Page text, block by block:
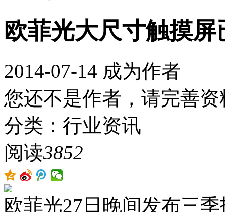
欧菲光大尺寸触摸
2014-07-14 成为作者
您还不是作者，请完善资
分类：行业资讯
阅读3852
欧菲光27日晚间发布三